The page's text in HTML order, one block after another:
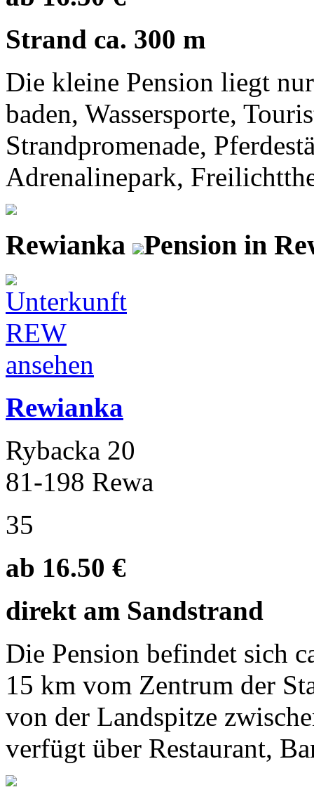
Strand ca. 300 m
Die kleine Pension liegt
baden, Wassersporte,
Strandpromenade,
Adrenalinepark,
Rewianka Pension in
Rewianka
Rybacka 20
81-198 Rewa
35
ab 16.50 €
direkt am Sandstrand
Die Pension befindet sich
15 km vom Zentrum der
von der Landspitze
verfügt über Restaurant,